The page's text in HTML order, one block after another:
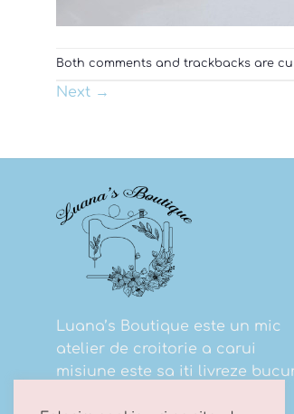
Both comments and trackbacks are
Next →
Luana’s Boutique este un mic
atelier de croitorie a carui
misiune este sa iti livreze